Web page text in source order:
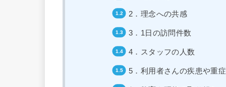
2．理念への共感
3．1日の訪問件数
4．スタッフの人数
5．利用者さんの疾患や重